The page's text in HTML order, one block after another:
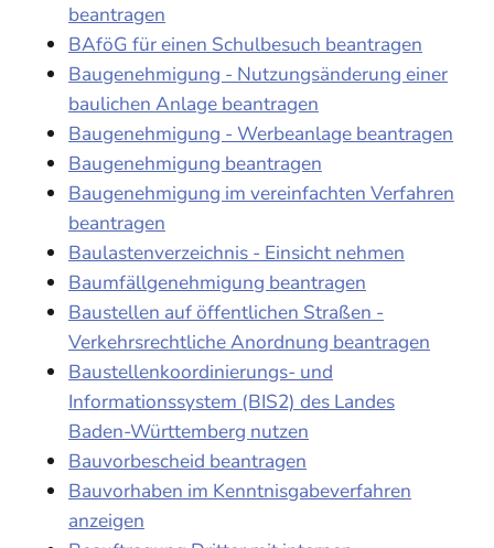
beantragen
BAföG für einen Schulbesuch beantragen
Baugenehmigung - Nutzungsänderung einer
baulichen Anlage beantragen
Baugenehmigung - Werbeanlage beantragen
Baugenehmigung beantragen
Baugenehmigung im vereinfachten Verfahren
beantragen
Baulastenverzeichnis - Einsicht nehmen
Baumfällgenehmigung beantragen
Baustellen auf öffentlichen Straßen -
Verkehrsrechtliche Anordnung beantragen
Baustellenkoordinierungs- und
Informationssystem (BIS2) des Landes
Baden-Württemberg nutzen
Bauvorbescheid beantragen
Bauvorhaben im Kenntnisgabeverfahren
anzeigen